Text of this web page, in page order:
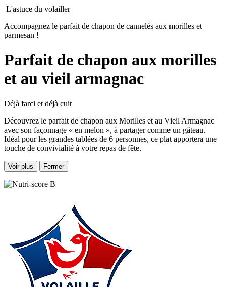
L'astuce du volailler
Accompagnez le parfait de chapon de cannelés aux morilles et
parmesan !
Parfait de chapon aux morilles
et au vieil armagnac
Déjà farci et déjà cuit
Découvrez le parfait de chapon aux Morilles et au Vieil Armagnac
avec son façonnage « en melon », à partager comme un gâteau.
Idéal pour les grandes tablées de 6 personnes, ce plat apportera une
touche de convivialité à votre repas de fête.
Voir plus Fermer